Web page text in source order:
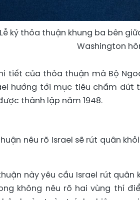
Lễ ký thỏa thuận khung ba bên
Washington
tiết của thỏa thuận mà Bộ
hướng tới mục tiêu chấm dứt
thành lập năm 1948.
nêu rõ Israel sẽ rút quân
này yêu cầu Israel rút
không nêu rõ hai vùng thí